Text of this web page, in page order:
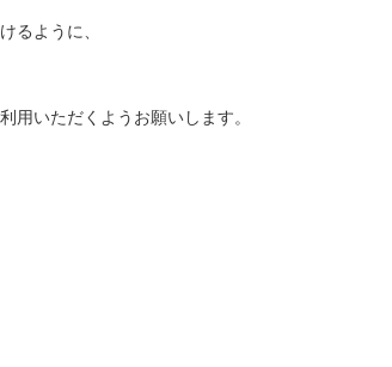
るように、
いただくようお願いします。